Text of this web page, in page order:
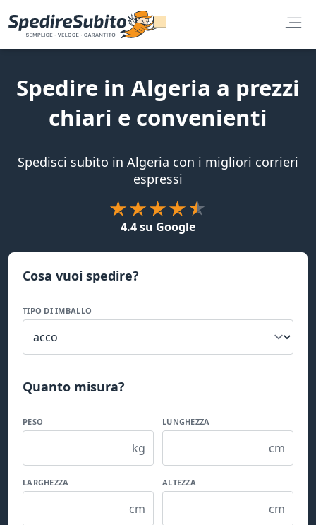
Spedire in Algeria a prezzi
chiari e convenienti
Spedisci subito in Algeria con i migliori corrieri
espressi
4.4 su Google
Cosa vuoi spedire?
TIPO DI IMBALLO
Quanto misura?
PESO
kg
LUNGHEZZA
cm
LARGHEZZA
cm
ALTEZZA
cm